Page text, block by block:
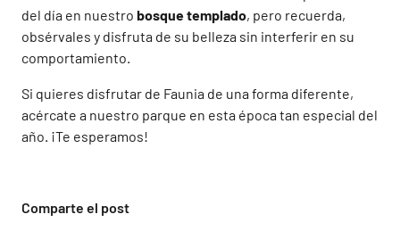
Comparte el post
del día en nuestro bosque templado, pero recuerda,
obsérvales y disfruta de su belleza sin interferir en su
comportamiento.
Si quieres disfrutar de Faunia de una forma diferente,
acércate a nuestro parque en esta época tan especial del
año. ¡Te esperamos!